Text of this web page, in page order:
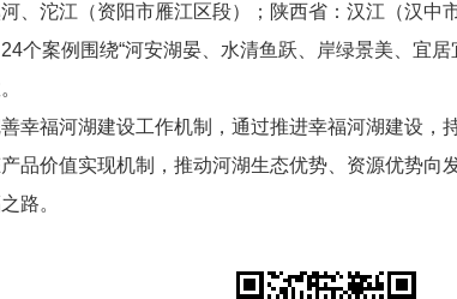
、沱江（资阳市雁江区段）；陕西省：汉江（汉中
个案例围绕“河安湖晏、水清鱼跃、岸绿景美、宜
幸福河湖建设工作机制，通过推进幸福河湖建设
品价值实现机制，推动河湖生态优势、资源优势
路。